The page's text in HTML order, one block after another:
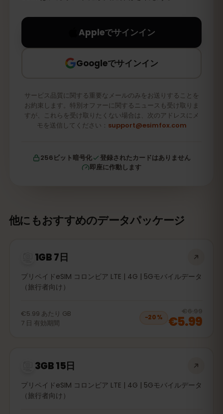
Appleでサインイン
Googleでサインイン
サービス品質に関する重要なメールのみをお送りすることを
お約束します。特別オファーに関するニュースも受け取りま
すが、これらを受け取りたくない場合は、次のアドレスにメ
モを送信してください： support@esimfox.com
256ビット暗号化
登録されたカードはありません
即座に作動します
他にもおすすめのデータパッケージ
1GB 7日
プリペイドeSIM コロンビア LTE | 4G | 5Gモバイルデータ
（旅行者向け）
€5.99 あたり GB
7 日 有効期間
−20%
€6.99
€5.99
3GB 15日
プリペイドeSIM コロンビア LTE | 4G | 5Gモバイルデータ
（旅行者向け）